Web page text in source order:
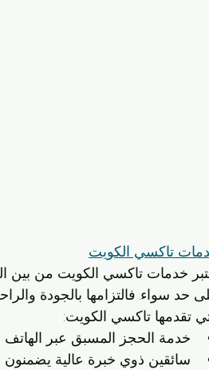
تاكسي الكويت
خدمات تاكسي الكويت من بين
حد سواء. فالتزامها بالجودة
تقدمها تاكسي الكويت:
خدمة الحجز المسبق عبر الهاتف
سائقين ذوي خبرة عالية